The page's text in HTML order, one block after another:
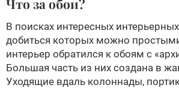
Что за обои?
В поисках интересных
добиться которых можно
интерьер обратился к обоям с
Большая часть из них создана в
Уходящие вдаль колоннады,